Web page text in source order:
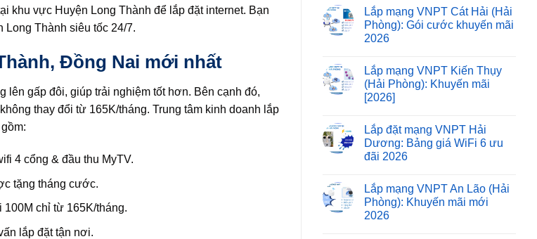
khu vực Huyện Long Thành để lắp đặt internet. Bạn
Thành siêu tốc 24/7.
Đồng Nai mới nhất
lên gấp đôi, giúp trải nghiệm tốt hơn. Bên cạnh đó,
thay đổi từ 165K/tháng. Trung tâm kinh doanh lắp
4 cổng & đầu thu MyTV.
tặng tháng cước.
100M chỉ từ 165K/tháng.
lắp đặt tận nơi.
Lắp mạng VNPT Cát Hải (Hải
Phòng): Gói cước khuyến mãi
2026
Lắp mạng VNPT Kiến Thụy
(Hải Phòng): Khuyến mãi
[2026]
Lắp đặt mạng VNPT Hải
Dương: Bảng giá WiFi 6 ưu
đãi 2026
Lắp mạng VNPT An Lão (Hải
Phòng): Khuyến mãi mới
2026